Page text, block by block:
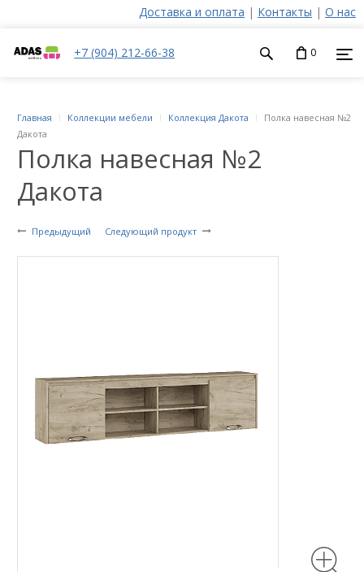
Доставка и оплата | Контакты | О нас
+7 (904) 212-66-38 0
Полка навесная №2
Дакота
Предыдущий Следующий продукт
Главная Коллекции мебели Коллекция Дакота
Полка навесная №2
Дакота